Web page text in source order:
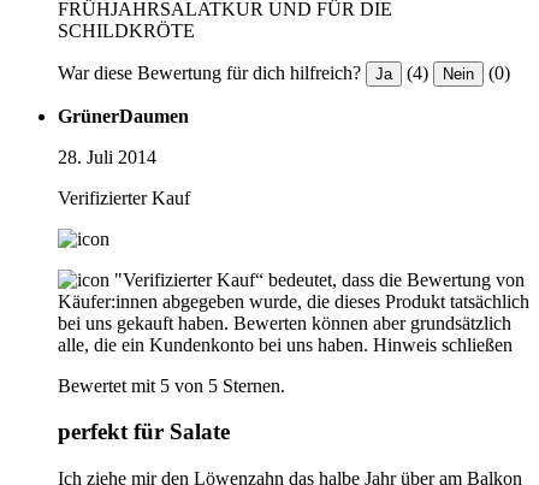
FRÜHJAHRSALATKUR UND FÜR DIE
SCHILDKRÖTE
War diese Bewertung für dich hilfreich? Ja (4) Nein (0)
GrünerDaumen
28. Juli 2014
Verifizierter Kauf
"Verifizierter Kauf“ bedeutet, dass die Bewertung von
Käufer:innen abgegeben wurde, die dieses Produkt tatsächlich
bei uns gekauft haben. Bewerten können aber grundsätzlich
alle, die ein Kundenkonto bei uns haben. Hinweis schließen
Bewertet mit 5 von 5 Sternen.
perfekt für Salate
Ich ziehe mir den Löwenzahn das halbe Jahr über am Balkon